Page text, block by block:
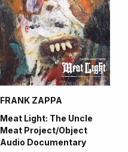
FRANK ZAPPA
Meat Light: The Uncle
Meat Project/Object
Audio Documentary